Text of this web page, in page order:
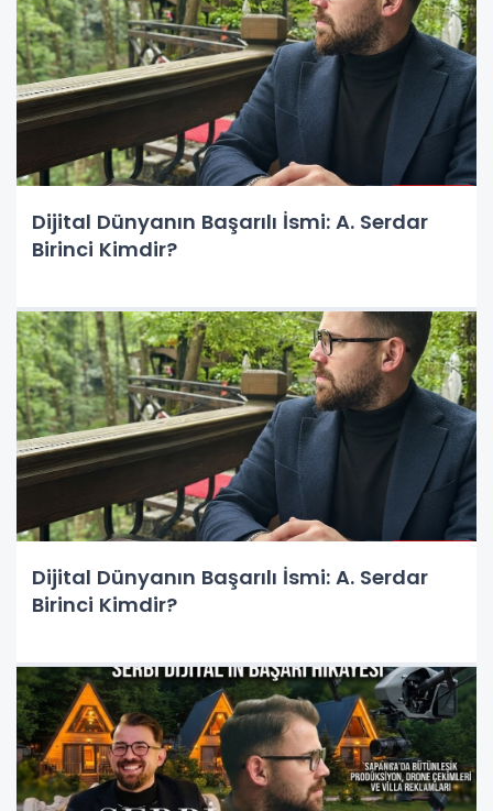
Dijital Dünyanın Başarılı İsmi: A. Serdar
Birinci Kimdir?
Dijital Dünyanın Başarılı İsmi: A. Serdar
Birinci Kimdir?